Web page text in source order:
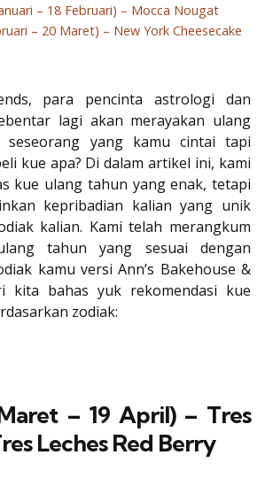
– 18 Februari) – Mocca Nougat
– 20 Maret) – New York Cheesecake
para pencinta astrologi dan
lagi akan merayakan ulang
seseorang yang kamu cintai tapi
kue apa? Di dalam artikel ini, kami
kue ulang tahun yang enak, tetapi
kepribadian kalian yang unik
kalian. Kami telah merangkum
tahun yang sesuai dengan
kamu versi Ann’s Bakehouse &
kita bahas yuk rekomendasi kue
zodiak:
– 19 April) – Tres
Leches Red Berry